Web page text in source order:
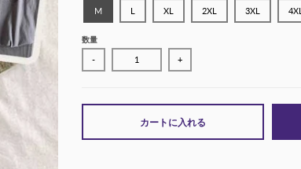
M L XL 2XL 3XL 4XL
数量
- +
カートに入れる